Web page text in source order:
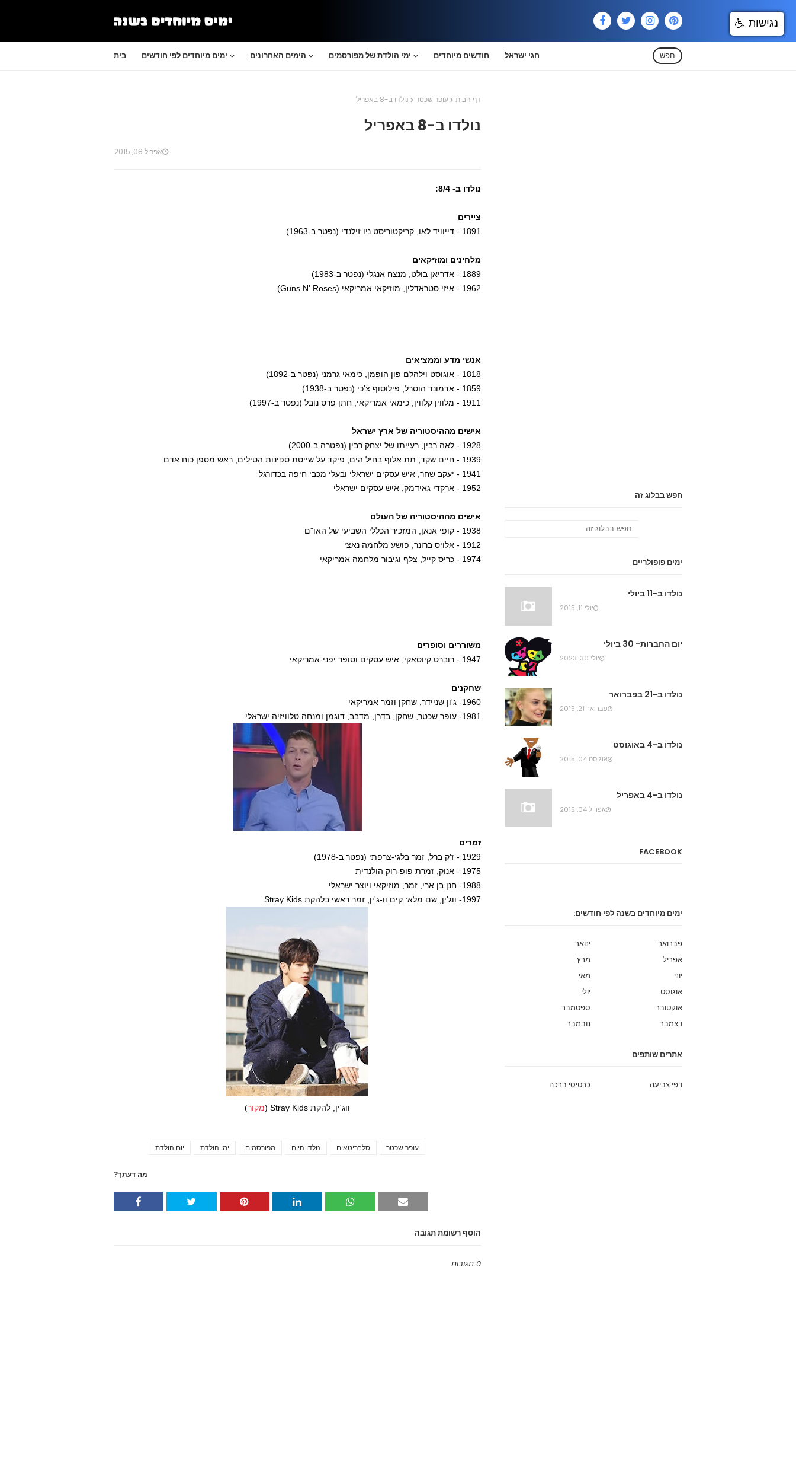
בית ימים מיוחדים לפי חודשים הימים האחרונים ימי הולדת של מפורסמים חודשים מיוחדים חגי ישראל חפש
דף הבית עופר שכטר נולדו ב-8 באפריל
נולדו ב-8 באפריל
אפריל 08, 2015
נולדו ב- 8/4:
ציירים
1891 - דייוויד לאו, קריקטוריסט ניו זילנדי (נפטר ב-1963)
מלחינים ומוזיקאים
1889 - אדריאן בולט, מנצח אנגלי (נפטר ב-1983)
1962 - איזי סטראדלין, מוזיקאי אמריקאי (Guns N' Roses)
אנשי מדע וממציאים
1818 - אוגוסט וילהלם פון הופמן, כימאי גרמני (נפטר ב-1892)
1859 - אדמונד הוסרל, פילוסוף צ'כי (נפטר ב-1938)
1911 - מלווין קלווין, כימאי אמריקאי, חתן פרס נובל (נפטר ב-1997)
אישים מההיסטוריה של ארץ ישראל
1928 - לאה רבין, רעייתו של יצחק רבין (נפטרה ב-2000)
1939 - חיים שקד, תת אלוף בחיל הים, פיקד על שייטת ספינות הטילים, ראש מספן כוח אדם
1941 - יעקב שחר, איש עסקים ישראלי ובעלי מכבי חיפה בכדורגל
1952 - ארקדי גאידמק, איש עסקים ישראלי
אישים מההיסטוריה של העולם
1938 - קופי אנאן, המזכיר הכללי השביעי של האו"ם
1912 - אלויס ברונר, פושע מלחמה נאצי
1974 - כריס קייל, צלף וגיבור מלחמה אמריקאי
משוררים וסופרים
1947 - רוברט קיוסאקי, איש עסקים וסופר יפני-אמריקאי
שחקנים
1960- ג'ון שניידר, שחקן וזמר אמריקאי
1981- עופר שכטר, שחקן, בדרן, מדבב, דוגמן ומנחה טלוויזיה ישראלי
זמרים
1929 - ז'ק ברל, זמר בלגי-צרפתי (נפטר ב-1978)
1975 - אנוק, זמרת פופ-רוק הולנדית
1988- חנן בן ארי, זמר, מוזיקאי ויוצר ישראלי
1997- ווג'ין, שם מלא: קים וו-ג'ין, זמר ראשי בלהקת Stray Kids
ווג'ין, להקת Stray Kids ( מקור)
יום הולדת ימי הולדת מפורסמים נולדו היום סלבריטאים עופר שכטר
מה דעתך?
הוסף רשומת תגובה
0 תגובות
חפש בבלוג זה
ימים פופולריים
נולדו ב-11 ביולי
יולי 11, 2015
יום החברות- 30 ביולי
יולי 30, 2023
נולדו ב-21 בפברואר
פברואר 21, 2015
נולדו ב-4 באוגוסט
אוגוסט 04, 2015
נולדו ב-4 באפריל
אפריל 04, 2015
FACEBOOK
ימים מיוחדים בשנה לפי חודשים:
ינואר
פברואר
מרץ
אפריל
מאי
יוני
יולי
אוגוסט
ספטמבר
אוקטובר
נובמבר
דצמבר
אתרים שותפים
כרטיסי ברכה דפי צביעה
נגישות